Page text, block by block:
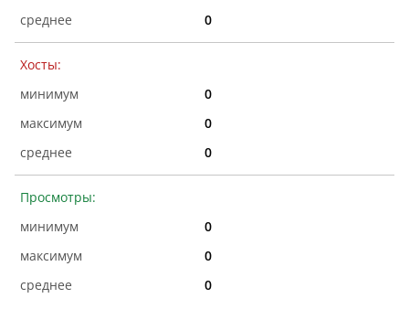
0
Хосты:
0
0
0
Просмотры:
0
0
0